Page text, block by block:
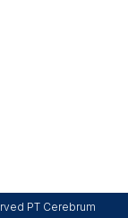
PT Cerebrum